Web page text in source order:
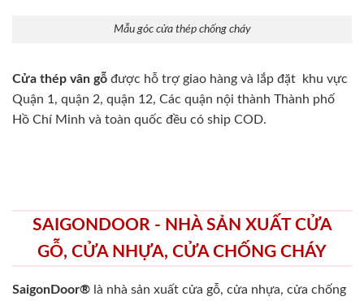
Mẫu góc cửa thép chống cháy
Cửa thép vân gỗ được hỗ trợ giao hàng và lắp đặt khu vực
Quận 1, quận 2, quận 12, Các quận nội thành Thành phố
Hồ Chí Minh và toàn quốc đều có ship COD.
SAIGONDOOR - NHÀ SẢN XUẤT CỬA
GỖ, CỬA NHỰA, CỬA CHỐNG CHÁY
SaigonDoor® là nhà sản xuất cửa gỗ, cửa nhựa, cửa chống